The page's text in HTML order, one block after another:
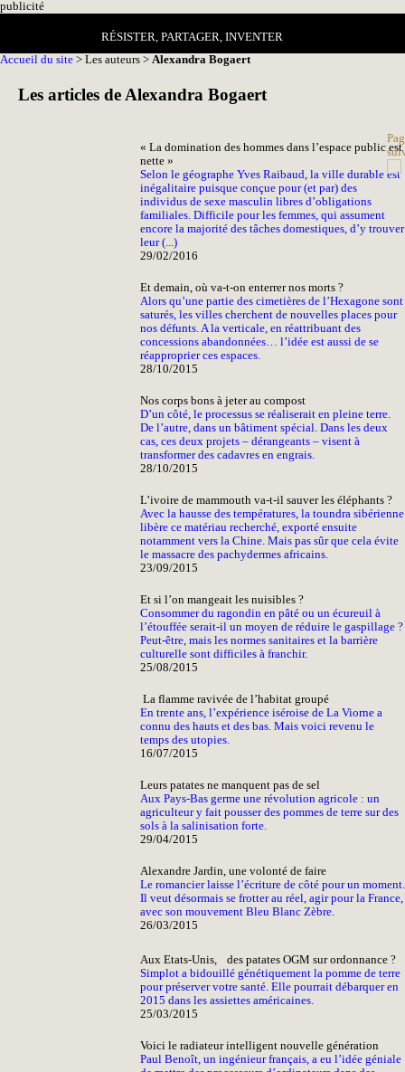
publicité
RÉSISTER, PARTAGER, INVENTER
Accueil du site > Les auteurs > Alexandra Bogaert
Les articles de Alexandra Bogaert
« La domination des hommes dans l’espace public est
nette »
Selon le géographe Yves Raibaud, la ville durable est
inégalitaire puisque conçue pour (et par) des
individus de sexe masculin libres d’obligations
familiales. Difficile pour les femmes, qui assument
encore la majorité des tâches domestiques, d’y trouver
leur (...)
29/02/2016
Et demain, où va-t-on enterrer nos morts ?
Alors qu’une partie des cimetières de l’Hexagone sont
saturés, les villes cherchent de nouvelles places pour
nos défunts. A la verticale, en réattribuant des
concessions abandonnées… l’idée est aussi de se
réapproprier ces espaces.
28/10/2015
Nos corps bons à jeter au compost
D’un côté, le processus se réaliserait en pleine terre.
De l’autre, dans un bâtiment spécial. Dans les deux
cas, ces deux projets – dérangeants – visent à
transformer des cadavres en engrais.
28/10/2015
L’ivoire de mammouth va-t-il sauver les éléphants ?
Avec la hausse des températures, la toundra sibérienne
libère ce matériau recherché, exporté ensuite
notamment vers la Chine. Mais pas sûr que cela évite
le massacre des pachydermes africains.
23/09/2015
Et si l’on mangeait les nuisibles ?
Consommer du ragondin en pâté ou un écureuil à
l’étouffée serait-il un moyen de réduire le gaspillage ?
Peut-être, mais les normes sanitaires et la barrière
culturelle sont difficiles à franchir.
25/08/2015
La flamme ravivée de l’habitat groupé
En trente ans, l’expérience iséroise de La Viorne a
connu des hauts et des bas. Mais voici revenu le
temps des utopies.
16/07/2015
Leurs patates ne manquent pas de sel
Aux Pays-Bas germe une révolution agricole : un
agriculteur y fait pousser des pommes de terre sur des
sols à la salinisation forte.
29/04/2015
Alexandre Jardin, une volonté de faire
Le romancier laisse l’écriture de côté pour un moment.
Il veut désormais se frotter au réel, agir pour la France,
avec son mouvement Bleu Blanc Zèbre.
26/03/2015
Aux Etats-Unis, des patates OGM sur ordonnance ?
Simplot a bidouillé génétiquement la pomme de terre
pour préserver votre santé. Elle pourrait débarquer en
2015 dans les assiettes américaines.
25/03/2015
Voici le radiateur intelligent nouvelle génération
Paul Benoît, un ingénieur français, a eu l’idée géniale